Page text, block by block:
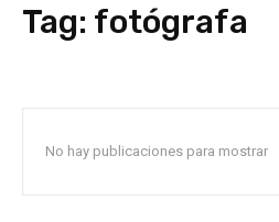
Tag: fotógrafa
No hay publicaciones para mostrar